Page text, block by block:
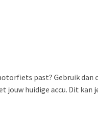
past? Gebruik dan
huidige accu. Dit kan